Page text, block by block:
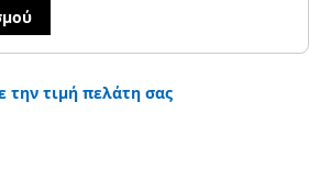
την τιμή πελάτη σας